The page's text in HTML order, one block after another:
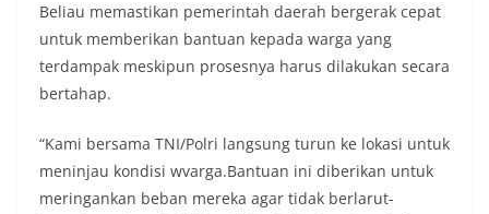
Beliau memastikan pemerintah daerah bergerak cepat
untuk memberikan bantuan kepada warga yang
terdampak meskipun prosesnya harus dilakukan secara
bertahap.
“Kami bersama TNI/Polri langsung turun ke lokasi untuk
meninjau kondisi wvarga.Bantuan ini diberikan untuk
meringankan beban mereka agar tidak berlarut-